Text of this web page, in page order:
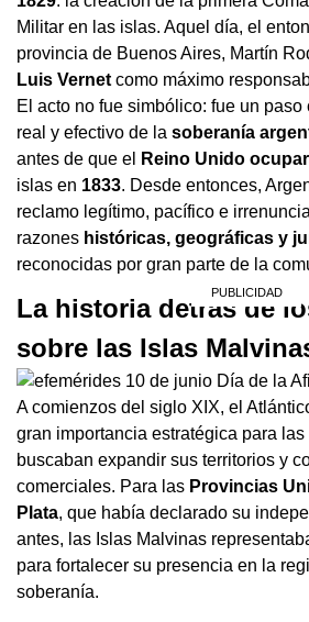
Militar en las islas. Aquel día, el
provincia de Buenos Aires, Martín
Luis Vernet como máximo
El acto no fue simbólico: fue un
real y efectivo de la soberanía
antes de que el
Reino Unido
islas en 1833. Desde entonces,
reclamo legítimo, pacífico e
razones históricas, geográficas y
reconocidas por gran parte de la
La historia detrás de
sobre las Islas
A comienzos del siglo XIX, el
gran importancia estratégica para
buscaban expandir sus territorios y
comerciales. Para las Provincias
Plata, que había declarado su
antes, las Islas Malvinas
para fortalecer su presencia en la
soberanía.